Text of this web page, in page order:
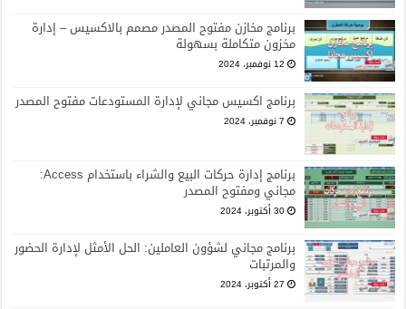
برنامج مخازن مفتوح المصدر مصمم بالاكسيس – إدارة
مخزون متكاملة بسهولة
12 نوفمبر، 2024
برنامج اكسيس مجاني لإدارة المستودعات مفتوح المصدر
7 نوفمبر، 2024
برنامج إدارة حركات البيع والشراء باستخدام Access:
مجاني ومفتوح المصدر
30 أكتوبر، 2024
برنامج مجاني لشؤون العاملين: الحل الأمثل لإدارة الحضور
والمرتبات
27 أكتوبر، 2024